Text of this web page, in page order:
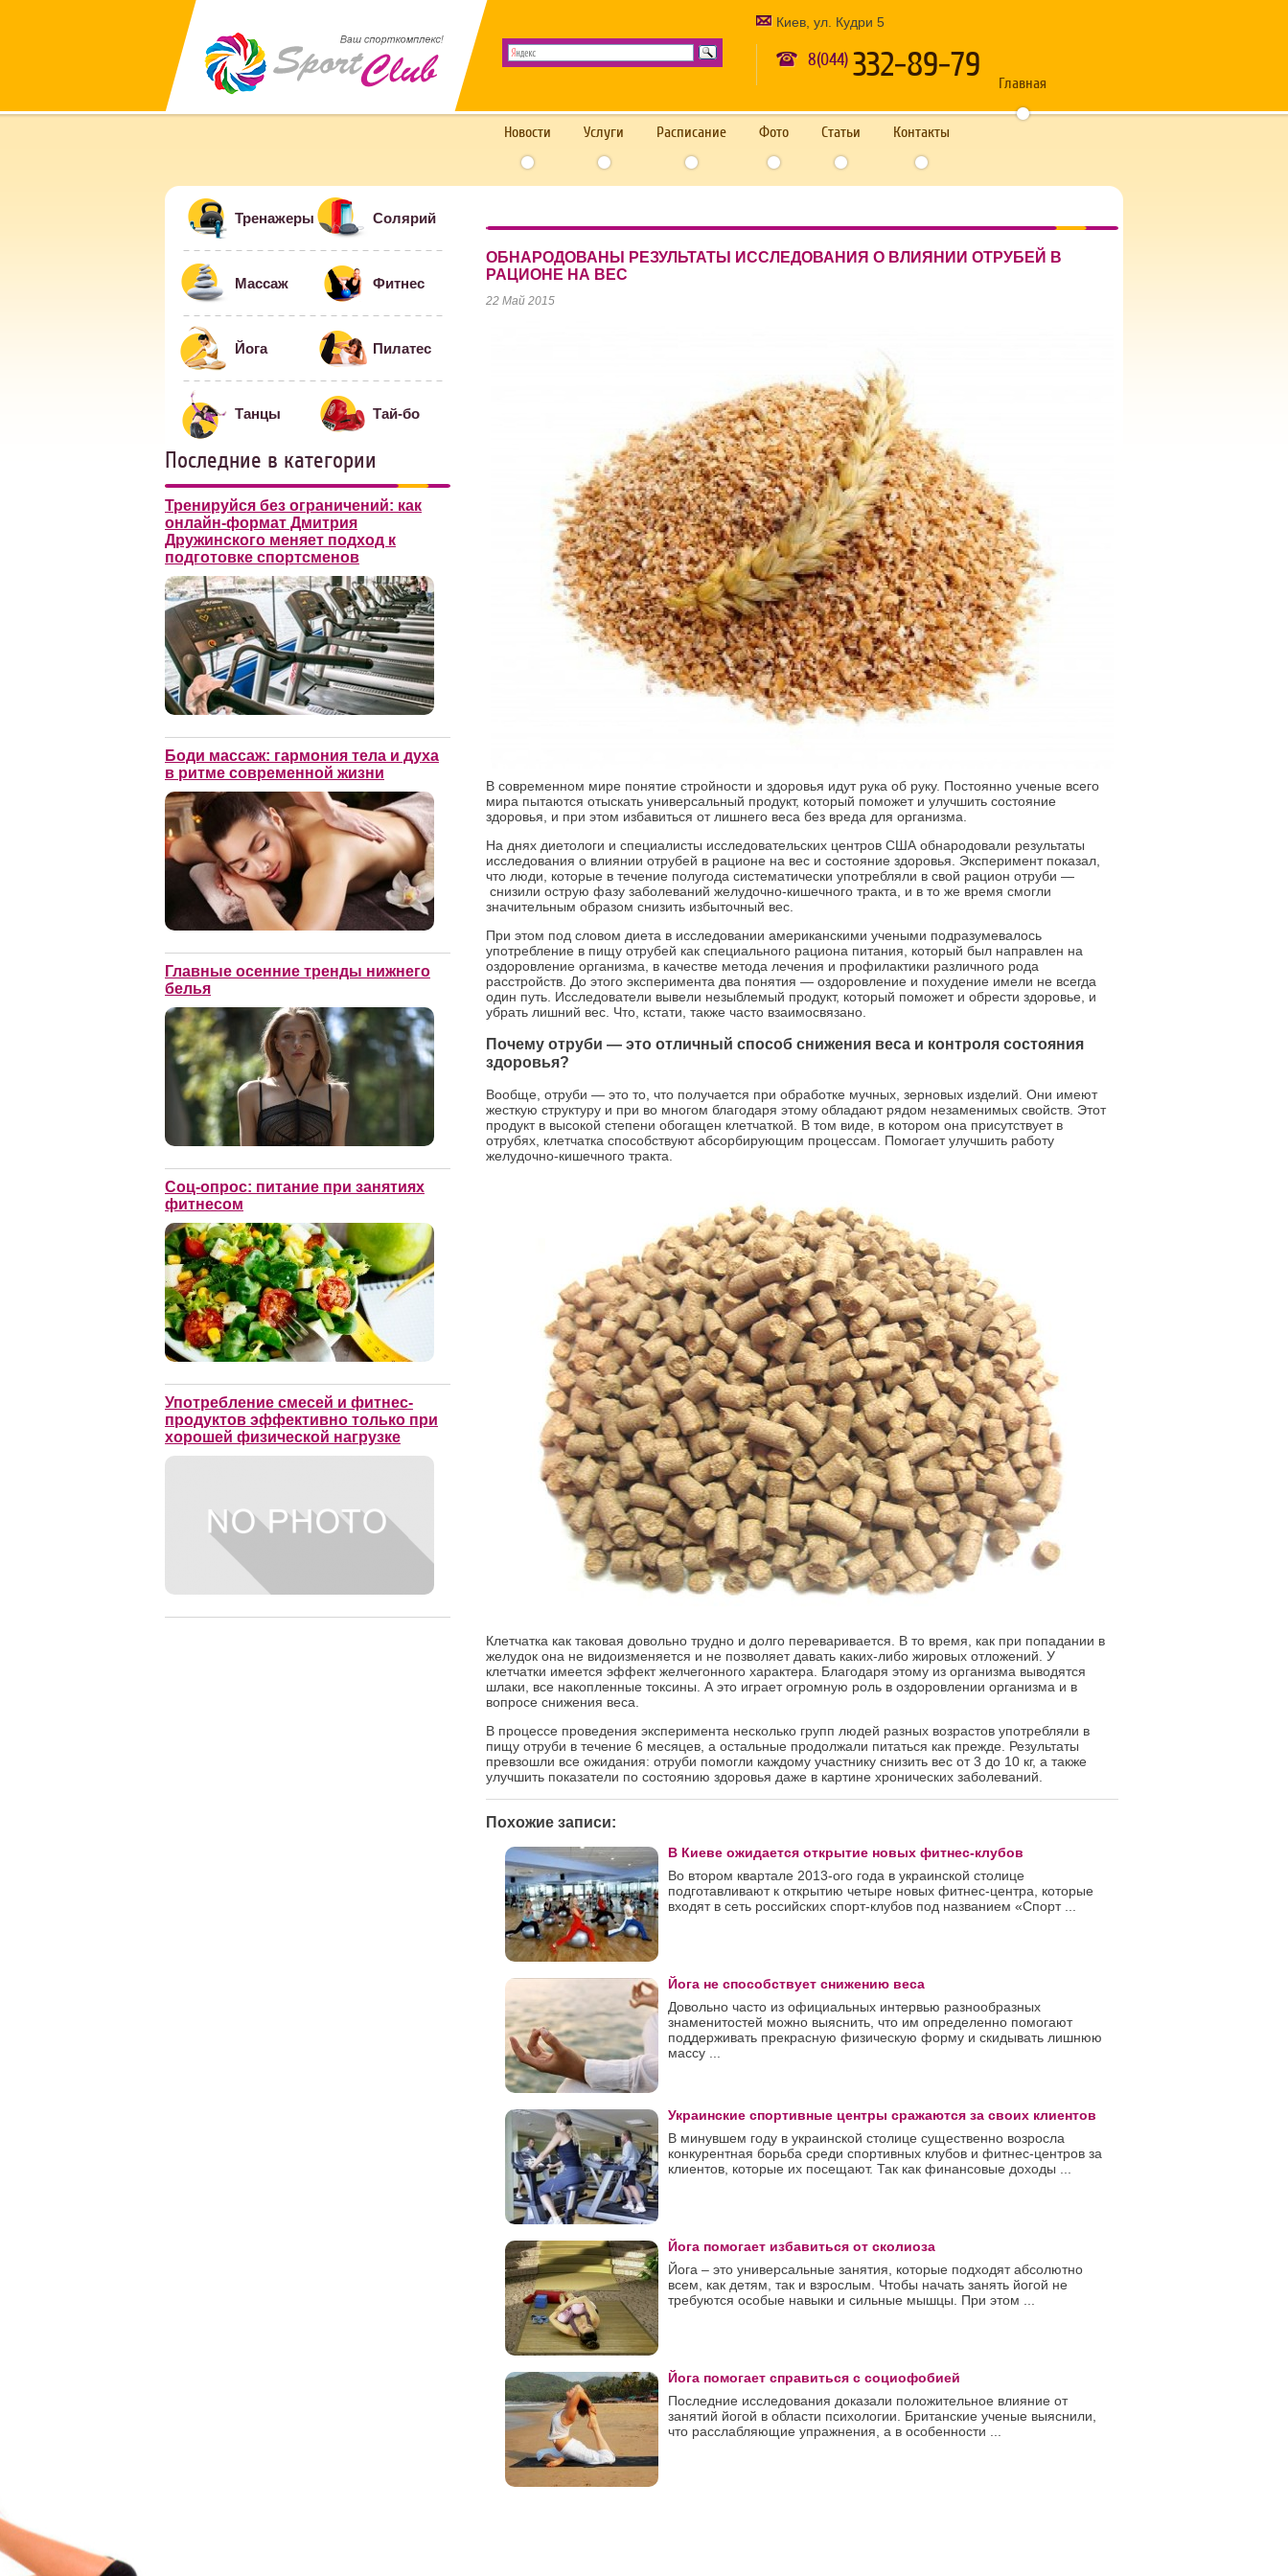
Киев, ул. Кудри 5
8(044) 332-89-79 Главная
Новости Услуги Расписание Фото Статьи Контакты
Тренажеры Солярий
Массаж Фитнес
Йога Пилатес
Танцы Тай-бо
Последние в категории
Тренируйся без ограничений: как
онлайн-формат Дмитрия
Дружинского меняет подход к
подготовке спортсменов
Боди массаж: гармония тела и духа
в ритме современной жизни
Главные осенние тренды нижнего
белья
Соц-опрос: питание при занятиях
фитнесом
Употребление смесей и фитнес-
продуктов эффективно только при
хорошей физической нагрузке
ОБНАРОДОВАНЫ РЕЗУЛЬТАТЫ ИССЛЕДОВАНИЯ О ВЛИЯНИИ ОТРУБЕЙ В
РАЦИОНЕ НА ВЕС
22 Май 2015
В современном мире понятие стройности и здоровья идут рука об руку. Постоянно ученые всего
мира пытаются отыскать универсальный продукт, который поможет и улучшить состояние
здоровья, и при этом избавиться от лишнего веса без вреда для организма.
На днях диетологи и специалисты исследовательских центров США обнародовали результаты
исследования о влиянии отрубей в рационе на вес и состояние здоровья. Эксперимент показал,
что люди, которые в течение полугода систематически употребляли в свой рацион отруби —
снизили острую фазу заболеваний желудочно-кишечного тракта, и в то же время смогли
значительным образом снизить избыточный вес.
При этом под словом диета в исследовании американскими учеными подразумевалось
употребление в пищу отрубей как специального рациона питания, который был направлен на
оздоровление организма, в качестве метода лечения и профилактики различного рода
расстройств. До этого эксперимента два понятия — оздоровление и похудение имели не всегда
один путь. Исследователи вывели незыблемый продукт, который поможет и обрести здоровье, и
убрать лишний вес. Что, кстати, также часто взаимосвязано.
Почему отруби — это отличный способ снижения веса и контроля состояния
здоровья?
Вообще, отруби — это то, что получается при обработке мучных, зерновых изделий. Они имеют
жесткую структуру и при во многом благодаря этому обладают рядом незаменимых свойств. Этот
продукт в высокой степени обогащен клетчаткой. В том виде, в котором она присутствует в
отрубях, клетчатка способствуют абсорбирующим процессам. Помогает улучшить работу
желудочно-кишечного тракта.
Клетчатка как таковая довольно трудно и долго переваривается. В то время, как при попадании в
желудок она не видоизменяется и не позволяет давать каких-либо жировых отложений. У
клетчатки имеется эффект желчегонного характера. Благодаря этому из организма выводятся
шлаки, все накопленные токсины. А это играет огромную роль в оздоровлении организма и в
вопросе снижения веса.
В процессе проведения эксперимента несколько групп людей разных возрастов употребляли в
пищу отруби в течение 6 месяцев, а остальные продолжали питаться как прежде. Результаты
превзошли все ожидания: отруби помогли каждому участнику снизить вес от 3 до 10 кг, а также
улучшить показатели по состоянию здоровья даже в картине хронических заболеваний.
Похожие записи:
В Киеве ожидается открытие новых фитнес-клубов
Во втором квартале 2013-ого года в украинской столице
подготавливают к открытию четыре новых фитнес-центра, которые
входят в сеть российских спорт-клубов под названием «Спорт ...
Йога не способствует снижению веса
Довольно часто из официальных интервью разнообразных
знаменитостей можно выяснить, что им определенно помогают
поддерживать прекрасную физическую форму и скидывать лишнюю
массу ...
Украинские спортивные центры сражаются за своих клиентов
В минувшем году в украинской столице существенно возросла
конкурентная борьба среди спортивных клубов и фитнес-центров за
клиентов, которые их посещают. Так как финансовые доходы ...
Йога помогает избавиться от сколиоза
Йога – это универсальные занятия, которые подходят абсолютно
всем, как детям, так и взрослым. Чтобы начать занять йогой не
требуются особые навыки и сильные мышцы. При этом ...
Йога помогает справиться с социофобией
Последние исследования доказали положительное влияние от
занятий йогой в области психологии. Британские ученые выяснили,
что расслабляющие упражнения, а в особенности ...